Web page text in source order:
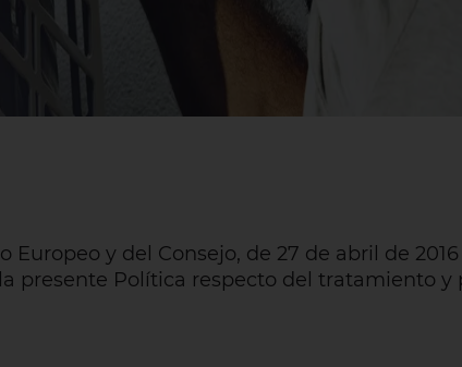
y del Consejo, de 27 de abril de
presente Política respecto del tratamiento y